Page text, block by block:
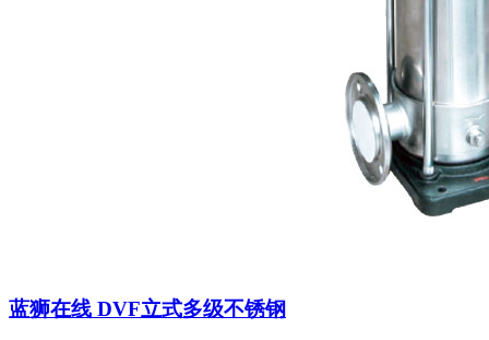
蓝狮在线 DVF立式多级不锈钢